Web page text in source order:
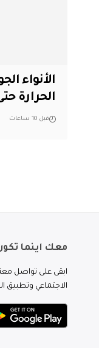
الأنواء
الحرارة
قبل 10 ساعات
معك اينما
ابقى على تواصل
الاجتماعي وتطبيق